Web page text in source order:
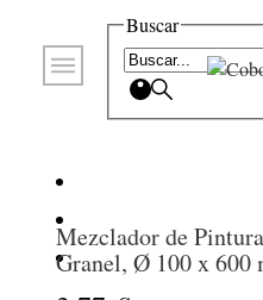
Buscar
Mezclador de
Granel, Ø 100 x 600